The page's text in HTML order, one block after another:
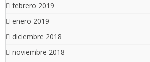
febrero 2019
enero 2019
diciembre 2018
noviembre 2018